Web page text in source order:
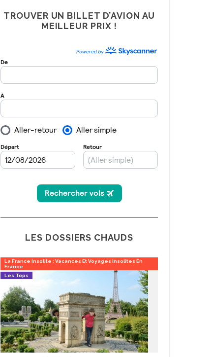
TROUVER UN BILLET D’AVION AU
MEILLEUR PRIX !
LES DOSSIERS CHAUDS
La France Insolite : Vacances Et Voyages Insolites En
France
Les Tops